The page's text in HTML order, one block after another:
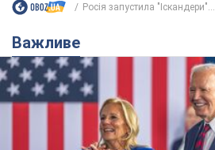
Росія запустила "Іскандери"...
Важливе